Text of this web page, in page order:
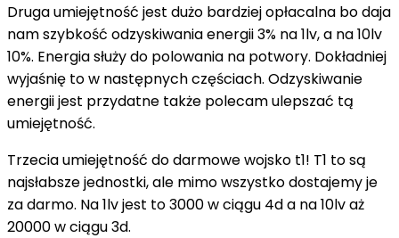
Druga umiejętność jest dużo bardziej opłacalna bo daja
nam szybkość odzyskiwania energii 3% na 1lv, a na 10lv
10%. Energia służy do polowania na potwory. Dokładniej
wyjaśnię to w następnych częściach. Odzyskiwanie
energii jest przydatne także polecam ulepszać tą
umiejętność.
Trzecia umiejętność do darmowe wojsko t1! T1 to są
najsłabsze jednostki, ale mimo wszystko dostajemy je
za darmo. Na 1lv jest to 3000 w ciągu 4d a na 10lv aż
20000 w ciągu 3d.